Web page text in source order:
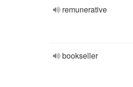
remunerative
bookseller